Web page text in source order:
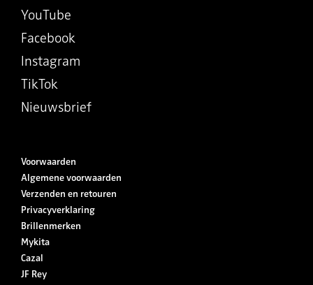
YouTube
Facebook
Instagram
TikTok
Nieuwsbrief
Voorwaarden
Algemene voorwaarden
Verzenden en retouren
Privacyverklaring
Brillenmerken
Mykita
Cazal
JF Rey